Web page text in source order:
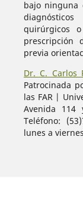
bajo ninguna
quirúrgicos
prescripción
previa
Dr. C. Carlos
Patrocinada
las FAR |
Avenida
Teléfono:
lunes a